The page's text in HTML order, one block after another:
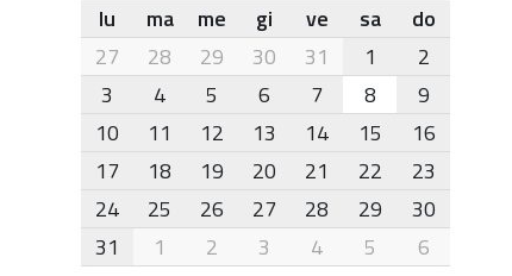
month-
8
lu ma me gi ve sa
do
27
28 29 30 31 1
2
3
4 5 6 7 8
9
10
11 12 13 14 15
16
17
18 19 20 21 22
23
24
25 26 27 28 29
30
31
1 2 3 4 5 6